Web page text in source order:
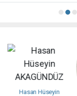
Hasan Hüseyin